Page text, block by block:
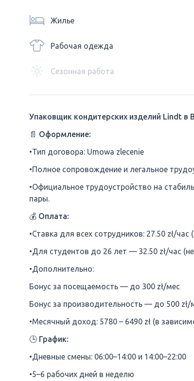
Жилье
Рабочая одежда
Сезонная работа
Упаковщик кондитерских изделий Lindt в
📄 Оформление:
•Тип договора: Umowa zlecenie
•Полное сопровождение и легальное
•Официальное трудоустройство на
пары.
💰 Оплата:
•Ставка для всех сотрудников: 27.50 zł/час
•Для студентов до 26 лет — 32.50 zł/час
•Дополнительно:
Бонус за посещаемость — до 300 zł/мес
Бонус за производительность — до 500 zł/
•Месячный доход: 5780 – 6490 zł (в
🕒 График:
•Дневные смены: 06:00–14:00 и 14:00–22:00
•5–6 рабочих дней в неделю